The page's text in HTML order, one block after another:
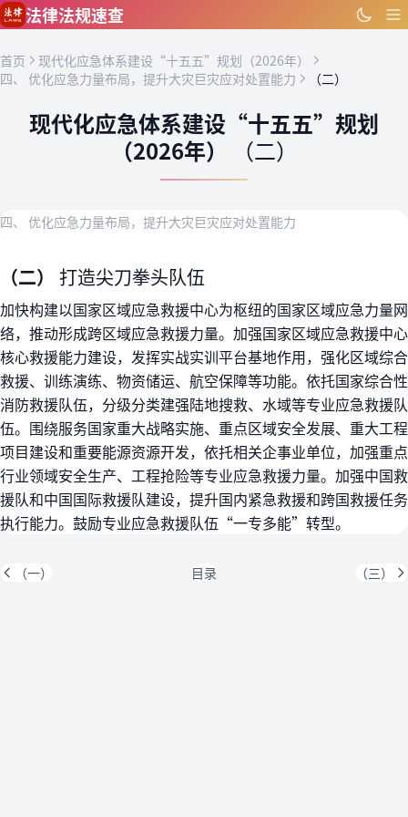
跳到主要内容
法律法规速查
首页
现代化应急体系建设“十五五”规划（2026年）
四、 优化应急力量布局，提升大灾巨灾应对处置能力
（二）
现代化应急体系建设“十五五”规划
（2026年）
（二）
四、 优化应急力量布局，提升大灾巨灾应对处置能力
（二） 打造尖刀拳头队伍
加快构建以国家区域应急救援中心为枢纽的国家区域应急力量网
络，推动形成跨区域应急救援力量。加强国家区域应急救援中心
核心救援能力建设，发挥实战实训平台基地作用，强化区域综合
救援、训练演练、物资储运、航空保障等功能。依托国家综合性
消防救援队伍，分级分类建强陆地搜救、水域等专业应急救援队
伍。围绕服务国家重大战略实施、重点区域安全发展、重大工程
项目建设和重要能源资源开发，依托相关企事业单位，加强重点
行业领域安全生产、工程抢险等专业应急救援力量。加强中国救
援队和中国国际救援队建设，提升国内紧急救援和跨国救援任务
执行能力。鼓励专业应急救援队伍“一专多能”转型。
（一） 目录 （三）